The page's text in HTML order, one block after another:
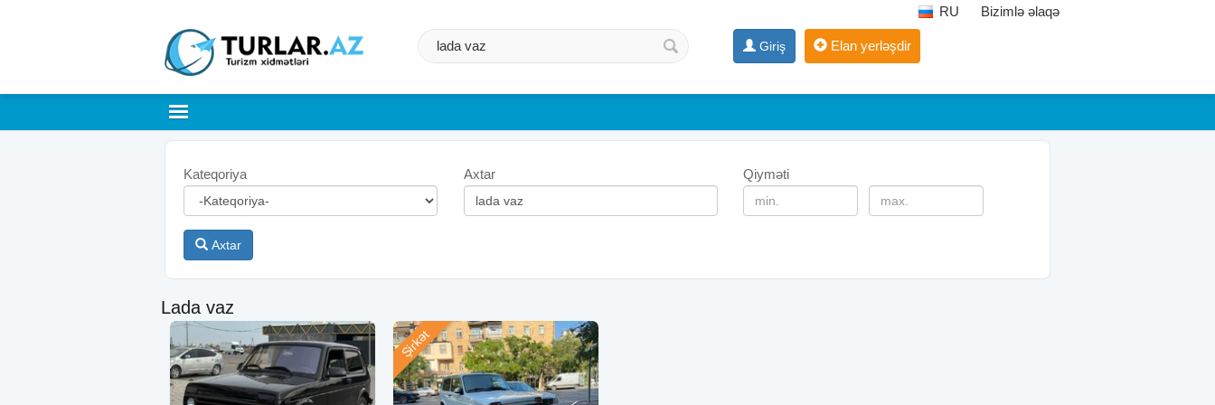
RU Bizimlə əlaqə
Giriş Elan yerləşdir
Kateqoriya Axtar Qiyməti
Axtar
Lada vaz
Şirkət